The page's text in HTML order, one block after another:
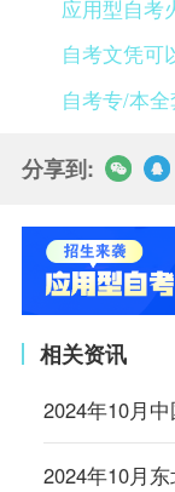
应用型自考
自考文凭可
自考专/本
分享到:
相关资讯
2024年10月
2024年10月